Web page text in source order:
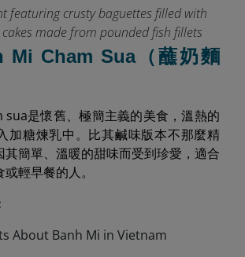
featuring crusty baguettes filled with
made from pounded fish fillets
Mi Cham Sua（蘸奶麵
是懷舊、極簡主義的美食，溫熱的
加糖煉乳中。比其鹹味版本不那麼精
其簡單、溫暖的甜味而受到珍愛，適合
輕早餐的人。